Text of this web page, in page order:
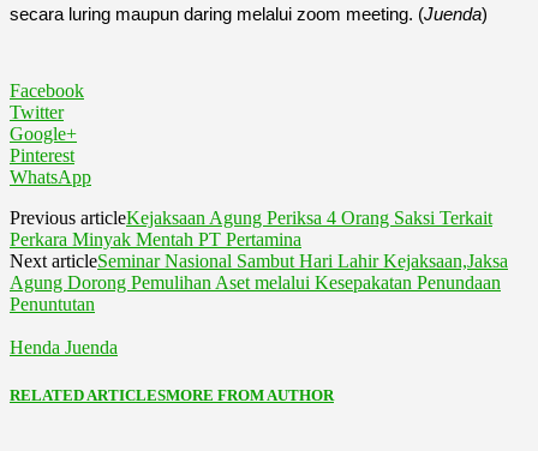
secara luring maupun daring melalui zoom meeting. (Juenda)
Facebook
Twitter
Google+
Pinterest
WhatsApp
Previous articleKejaksaan Agung Periksa 4 Orang Saksi Terkait
Perkara Minyak Mentah PT Pertamina
Next articleSeminar Nasional Sambut Hari Lahir Kejaksaan,Jaksa
Agung Dorong Pemulihan Aset melalui Kesepakatan Penundaan
Penuntutan
Henda Juenda
RELATED ARTICLESMORE FROM AUTHOR